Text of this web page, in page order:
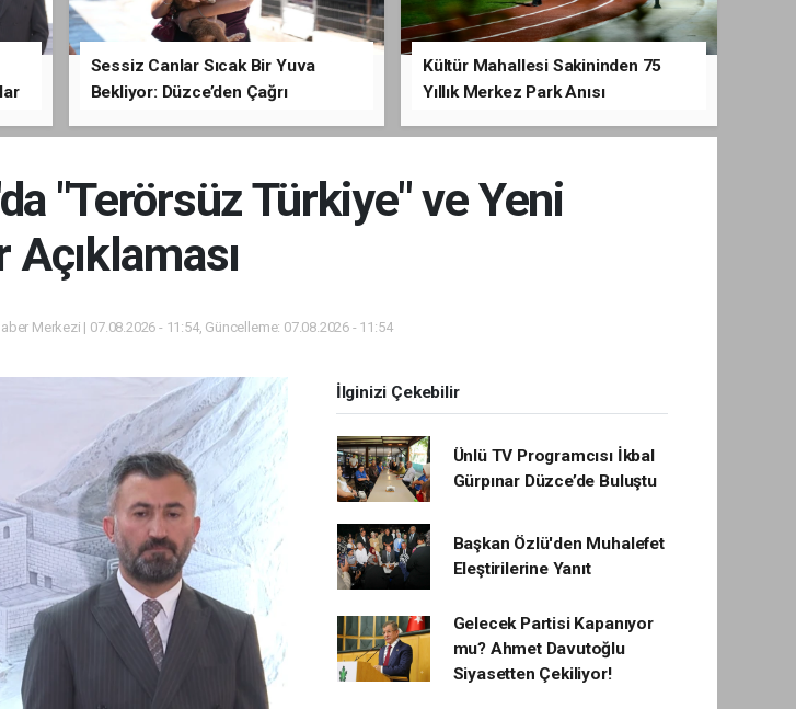
Sessiz Canlar Sıcak Bir Yuva
Bekliyor: Düzce’den Çağrı
Kültür Mahallesi Sakininden 75
Yıllık Merkez Park Anısı
"Terörsüz Türkiye" ve Yeni
Açıklaması
Merkezi | 07.08.2026 - 11:54, Güncelleme: 07.08.2026 - 11:54
İlginizi Çekebilir
Ünlü TV Programcısı İkbal
Gürpınar Düzce’de Buluştu
Başkan Özlü'den Muhalefet
Eleştirilerine Yanıt
Gelecek Partisi Kapanıyor
mu? Ahmet Davutoğlu
Siyasetten Çekiliyor!